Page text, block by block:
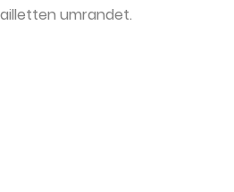
umrandet.